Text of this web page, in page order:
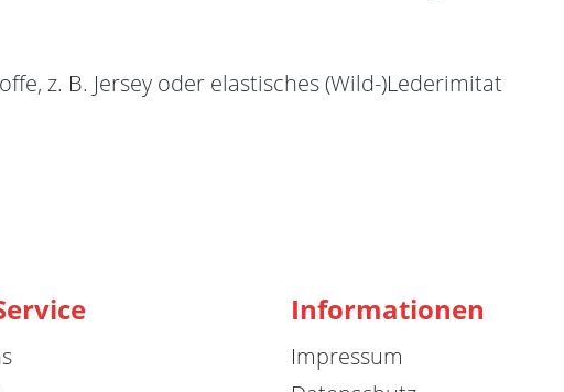
z. B. Jersey oder elastisches (Wild-)Lederimitat
Informationen
Impressum